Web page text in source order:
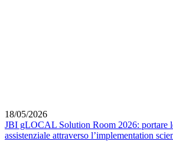
18/05/2026
JBI gLOCAL Solution Room 2026: portare
assistenziale attraverso l’implementation